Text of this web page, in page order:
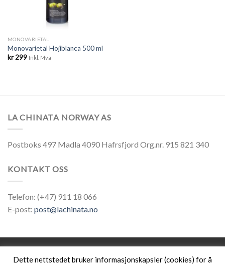
MONOVARIETAL
Monovarietal Hojiblanca 500 ml
kr299 Inkl. Mva
LA CHINATA NORWAY AS
Postboks 497 Madla 4090 Hafrsfjord Org.nr. 915 821 340
KONTAKT OSS
Telefon: (+47) 911 18 066
E-post: post@lachinata.no
Dette nettstedet bruker informasjonskapsler (cookies) for å